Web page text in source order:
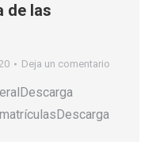
de las
Deja un comentario